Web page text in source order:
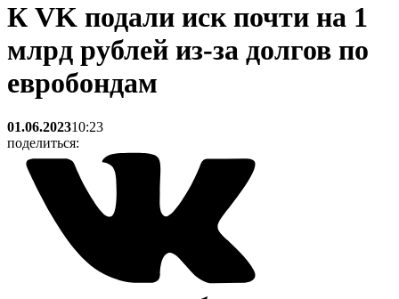
К VK подали иск почти на 1
млрд рублей из-за долгов по
евробондам
01.06.202310:23
поделиться: